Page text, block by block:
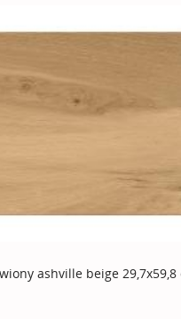
ashville beige 29,7x59,8